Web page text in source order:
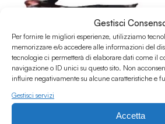
Gestisci
Per fornire le migliori esperienze, utilizziamo
memorizzare e/o accedere alle informazioni del
tecnologie ci permetterà di elaborare dati come il
navigazione o ID unici su questo sito. Non
influire negativamente su alcune caratteristiche e
Gestisci servizi
Accetta